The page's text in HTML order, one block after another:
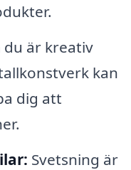
du är kreativ
kan
dig att
Svetsning är